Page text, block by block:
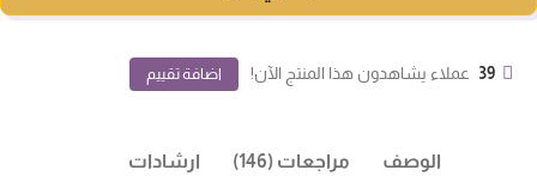
39 عملاء يشاهدون هذا المنتج الآن! اضافة تقييم
الوصف مراجعات (146) ارشادات